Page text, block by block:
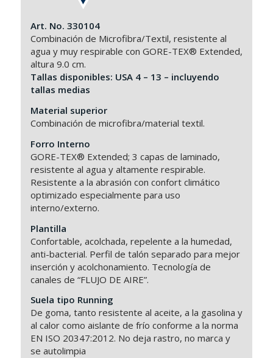
Art. No. 330104
Combinación de Microfibra/Textil, resistente al
agua y muy respirable con GORE-TEX® Extended,
altura 9.0 cm.
Tallas disponibles: USA 4 – 13 – incluyendo
tallas medias
Material superior
Combinación de microfibra/material textil.
Forro Interno
GORE-TEX® Extended; 3 capas de laminado,
resistente al agua y altamente respirable.
Resistente a la abrasión con confort climático
optimizado especialmente para uso
interno/externo.
Plantilla
Confortable, acolchada, repelente a la humedad,
anti-bacterial. Perfil de talón separado para mejor
inserción y acolchonamiento. Tecnología de
canales de “FLUJO DE AIRE”.
Suela tipo Running
De goma, tanto resistente al aceite, a la gasolina y
al calor como aislante de frío conforme a la norma
EN ISO 20347:2012. No deja rastro, no marca y
se autolimpia